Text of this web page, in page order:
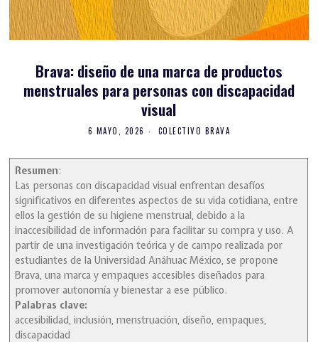
Brava: diseño de una marca de productos
menstruales para personas con discapacidad
visual
6 MAYO, 2026 COLECTIVO BRAVA
Resumen:
Las personas con discapacidad visual enfrentan desafíos
significativos en diferentes aspectos de su vida cotidiana, entre
ellos la gestión de su higiene menstrual, debido a la
inaccesibilidad de información para facilitar su compra y uso. A
partir de una investigación teórica y de campo realizada por
estudiantes de la Universidad Anáhuac México, se propone
Brava, una marca y empaques accesibles diseñados para
promover autonomía y bienestar a ese público.
Palabras clave:
accesibilidad, inclusión, menstruación, diseño, empaques,
discapacidad